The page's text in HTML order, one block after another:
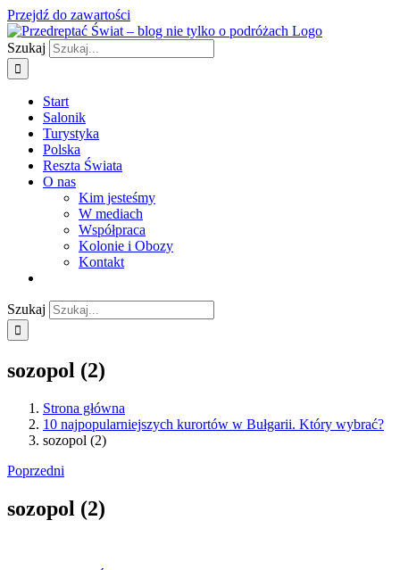
Przejdź do zawartości
Szukaj
Start
Salonik
Turystyka
Polska
Reszta Świata
O nas
Kim jesteśmy
W mediach
Współpraca
Kolonie i Obozy
Kontakt
Szukaj
sozopol (2)
Strona główna
10 najpopularniejszych kurortów w Bułgarii. Który wybrać?
sozopol (2)
Poprzedni
sozopol (2)